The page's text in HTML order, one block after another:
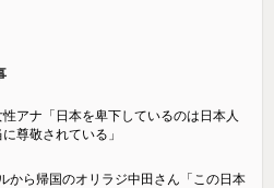
アナ「日本を卑下しているのは日本人
尊敬されている」
から帰国のオリラジ中田さん「この日本